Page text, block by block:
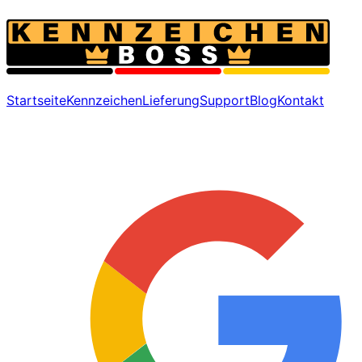
StartseiteKennzeichenLieferungSupportBlogKontakt